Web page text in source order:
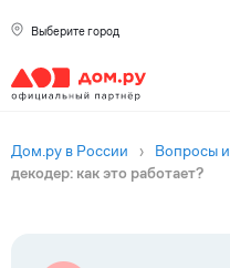
Выберите город
Дом.ру в России › Вопросы
декодер: как это работает?